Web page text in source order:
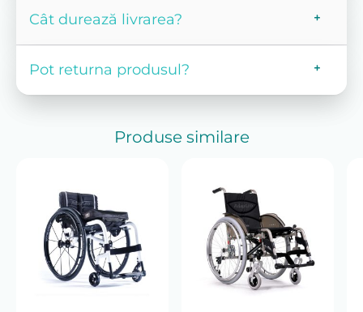
Cât durează livrarea?
Pot returna produsul?
Produse similare